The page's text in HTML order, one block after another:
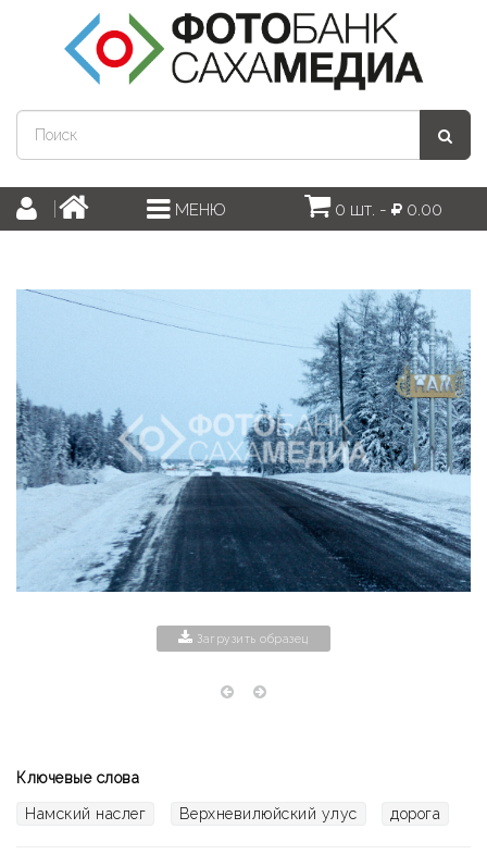
МЕНЮ 0 шт. - 0.00
Загрузить образец
Ключевые слова
Намский наслег Верхневилюйский улус дорога